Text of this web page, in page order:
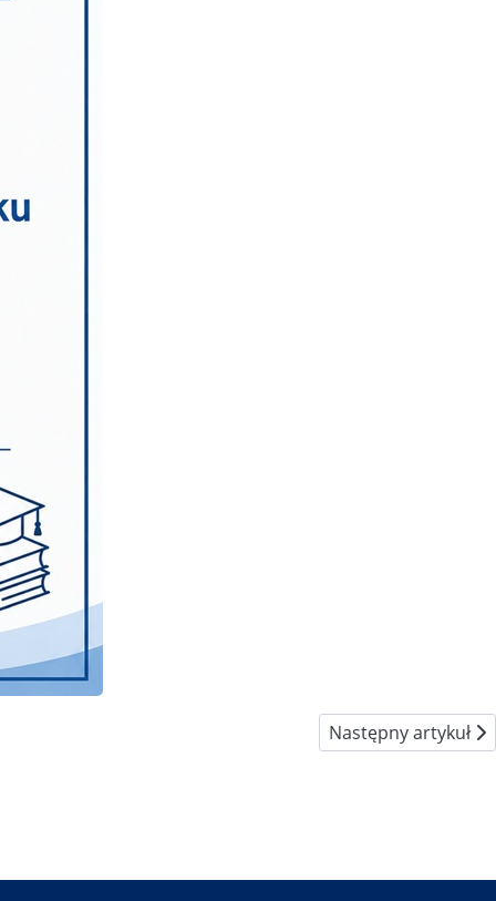
Następny artykuł:
Następny artykuł